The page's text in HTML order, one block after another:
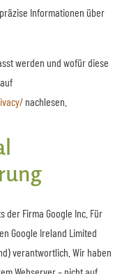
Informationen über
werden und wofür diese
nachlesen.
der Firma Google Inc. Für
Google Ireland Limited
verantwortlich. Wir haben
Webserver – nicht auf